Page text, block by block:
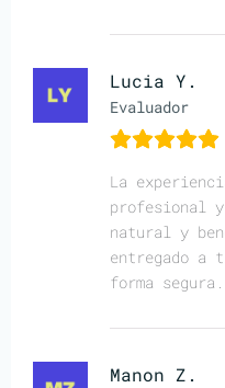
Lucia Y.
Evaluador
La
profesional
natural y
entregado a
forma segura.
Manon Z.